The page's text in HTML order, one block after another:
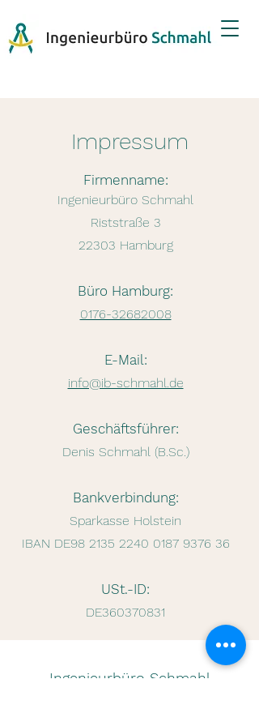
Impressum
Firmenname:
Ingenieurbüro Schmahl
Riststraße 3
22303 Hamburg
Büro Hamburg:
0176-32682008
E-Mail:
info@ib-schmahl.de
Geschäftsführer:
Denis Schmahl (B.Sc.)
Bankverbindung:
Sparkasse Holstein
IBAN DE98 2135 2240 0187 9376 36
USt.-ID:
DE360370831
Ingenieurbüro Schmahl